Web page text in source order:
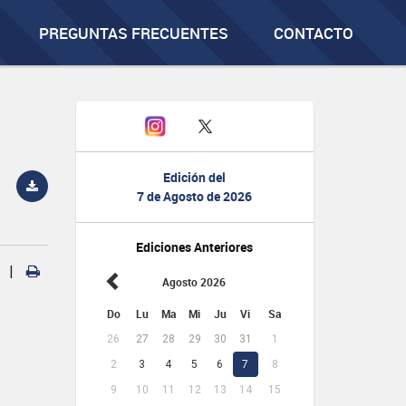
PREGUNTAS FRECUENTES CONTACTO
Edición del
7 de Agosto de 2026
Ediciones Anteriores
Agosto 2026
Do Lu Ma Mi Ju Vi Sa
26 27 28 29 30 31
1
2
3 4 5 6 7
8
9
10 11 12 13 14 15
|